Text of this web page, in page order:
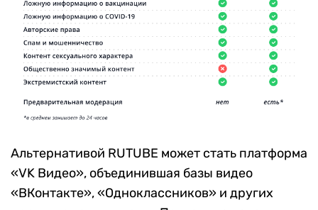
Альтернативой RUTUBE может стать платформа
«VK Видео», объединившая базы видео
«ВКонтакте», «Одноклассников» и других